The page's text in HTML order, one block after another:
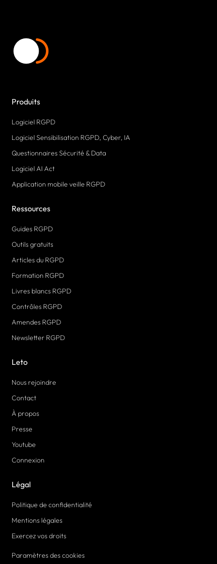
Produits
Logiciel RGPD
Logiciel Sensibilisation RGPD, Cyber, IA
Questionnaires Sécurité & Data
Logiciel AI Act
Application mobile veille RGPD
Ressources
Guides RGPD
Outils gratuits
Articles du RGPD
Formation RGPD
Livres blancs RGPD
Contrôles RGPD
Amendes RGPD
Newsletter RGPD
Leto
Nous rejoindre
Contact
À propos
Presse
Youtube
Connexion
Légal
Politique de confidentialité
Mentions légales
Exercez vos droits
Paramètres des cookies